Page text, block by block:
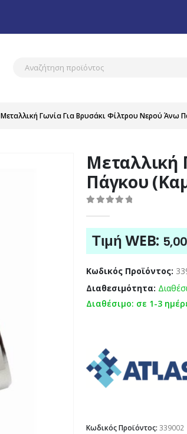
Μεταλλική Γωνία Για Βρυσάκι Φίλτρου Νερού Άνω
Μεταλλική
Πάγκου
Τιμή WEB: 5,00
Κωδικός Προϊόντος:
Διαθεσιμότητα:
Διαθέσιμο: σε 1-3
Κωδικός Προϊόντος:339002